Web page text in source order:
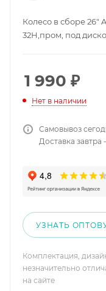
Колесо в сборе 26"
32Н,пром, под
1 990 ₽
Нет в наличии
Самовывоз
Доставка завтра
УЗНАТЬ
Комплектация,
незначительно
на сайте